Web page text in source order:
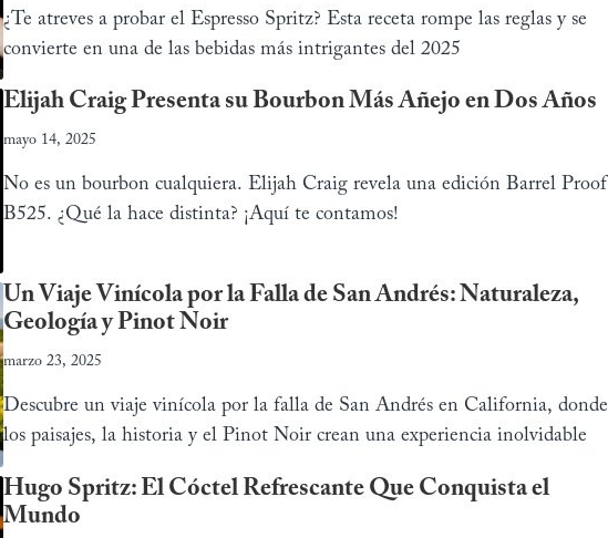
¿Te atreves a probar el Espresso Spritz? Esta receta rompe las reglas y se
convierte en una de las bebidas más intrigantes del 2025
Elijah Craig Presenta su Bourbon Más Añejo en Dos Años
mayo 14, 2025
No es un bourbon cualquiera. Elijah Craig revela una edición Barrel Proof
B525. ¿Qué la hace distinta? ¡Aquí te contamos!
Un Viaje Vinícola por la Falla de San Andrés: Naturaleza,
Geología y Pinot Noir
marzo 23, 2025
Descubre un viaje vinícola por la falla de San Andrés en California, donde
los paisajes, la historia y el Pinot Noir crean una experiencia inolvidable
Hugo Spritz: El Cóctel Refrescante Que Conquista el
Mundo